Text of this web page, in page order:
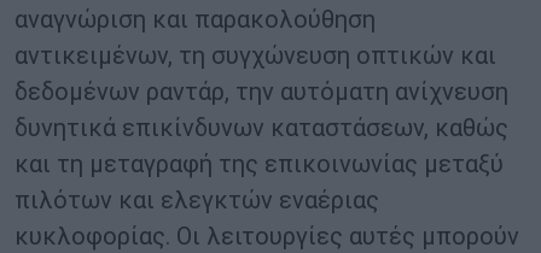
αναγνώριση και παρακολούθηση
αντικειμένων, τη συγχώνευση οπτικών και
δεδομένων ραντάρ, την αυτόματη ανίχνευση
δυνητικά επικίνδυνων καταστάσεων, καθώς
και τη μεταγραφή της επικοινωνίας μεταξύ
πιλότων και ελεγκτών εναέριας
κυκλοφορίας. Οι λειτουργίες αυτές μπορούν